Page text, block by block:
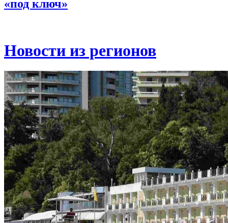
«под ключ»
Новости из регионов